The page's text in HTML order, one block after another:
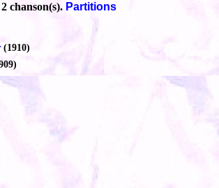
2 chanson(s). Partitions
(1910)